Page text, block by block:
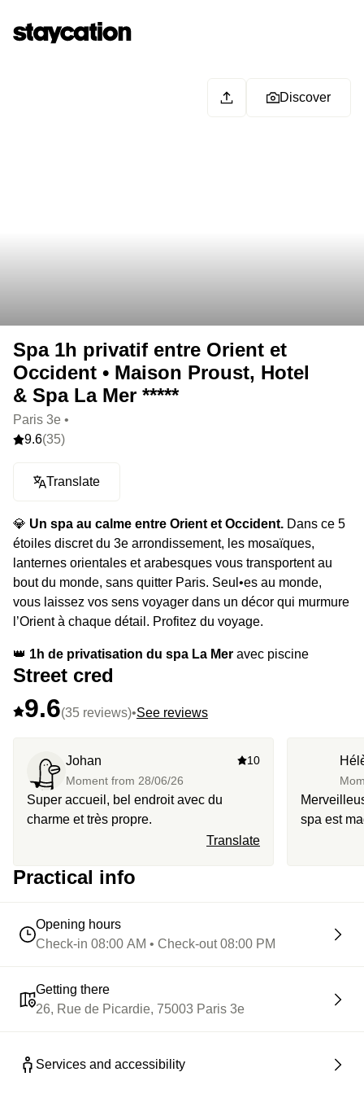
Discover
Spa 1h privatif entre Orient et
Occident • Maison Proust, Hotel
& Spa La Mer *****
Paris 3e •
9.6(35)
Translate
💎 Un spa au calme entre Orient et Occident. Dans ce 5
étoiles discret du 3e arrondissement, les mosaïques,
lanternes orientales et arabesques vous transportent au
bout du monde, sans quitter Paris. Seul•es au monde,
vous laissez vos sens voyager dans un décor qui murmure
l’Orient à chaque détail. Profitez du voyage.
👑 1h de privatisation du spa La Mer avec piscine
chauffée de 10 mètres de long et hammam étoilé en
savoir-faire sous l’œil avisé du célèbre décorateur
Jacques Garcia. Ça représente 10000h de travail, alors
profitez-en bien.
Street cred
9.6(35 reviews)•See reviews
Johan
Moment from 28/06/26
10
Super accueil, bel endroit avec du
charme et très propre.
Translate
spa est
Practical info
Opening hours
Check-in 08:00 AM • Check-out 08:00 PM
Getting there
26, Rue de Picardie, 75003 Paris 3e
Services and accessibility